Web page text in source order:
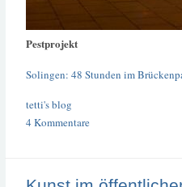
Pestprojekt
Solingen: 48 Stunden im
tetti's blog
4 Kommentare